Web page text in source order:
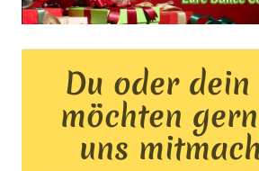
Du oder
möchten
uns